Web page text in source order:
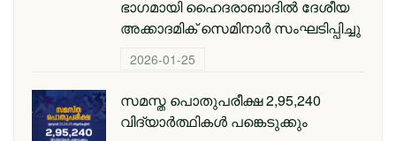
ഭാഗമായി ഹൈദരാബാദില്‍ ദേശീയ
അക്കാദമിക് സെമിനാര്‍ സംഘടിപ്പിച്ചു
2026-01-25
സമസ്ത പൊതുപരീക്ഷ 2,95,240
വിദ്യാര്‍ത്ഥികള്‍ പങ്കെടുക്കും